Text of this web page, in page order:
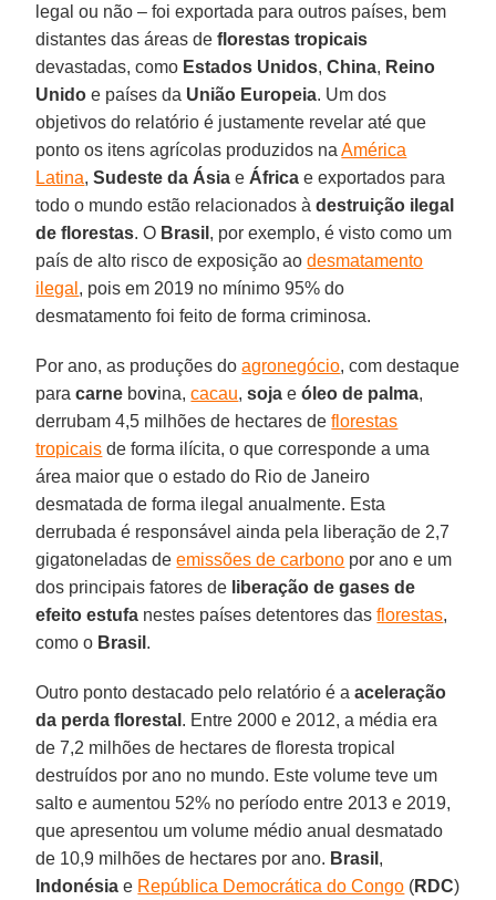
legal ou não – foi exportada para outros países, bem
distantes das áreas deflorestas tropicais
devastadas, como Estados Unidos,China, Reino
Unido e países da União Europeia. Um dos
objetivos do relatório é justamente revelar até que
ponto os itens agrícolas produzidos naAmérica
Latina,Sudeste da Ásia e África e exportados para
todo o mundo estão relacionados àdestruição ilegal
de florestas. O Brasil , por exemplo, é visto como um
país de alto risco de exposição aodesmatamento
ilegal , pois em 2019 no mínimo 95% do
desmatamento foi feito de forma criminosa.
Por ano, as produções doagronegócio, com destaque
paracarne bovina,cacau,soja eóleo de palma,
derrubam 4,5 milhões de hectares deflorestas
tropicais de forma ilícita, o que corresponde a uma
área maior que o estado do Rio de Janeiro
desmatada de forma ilegal anualmente. Esta
derrubada é responsável ainda pela liberação de 2,7
gigatoneladas deemissões de carbono por ano e um
dos principais fatores de liberação de gases de
efeito estufa nestes países detentores dasflorestas,
como o Brasil .
Outro ponto destacado pelo relatório é aaceleração
da perda florestal . Entre 2000 e 2012, a média era
de 7,2 milhões de hectares de floresta tropical
destruídos por ano no mundo. Este volume teve um
salto e aumentou 52% no período entre 2013 e 2019,
que apresentou um volume médio anual desmatado
de 10,9 milhões de hectares por ano. Brasil ,
Indonésia e República Democrática do Congo (RDC)